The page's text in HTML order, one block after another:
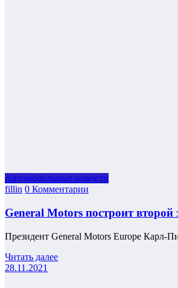
Автомобильные новости
fillin 0 Комментарии
General Motors построит второй
Президент General Motors Europe Карл-
Читать далее
28.11.2021